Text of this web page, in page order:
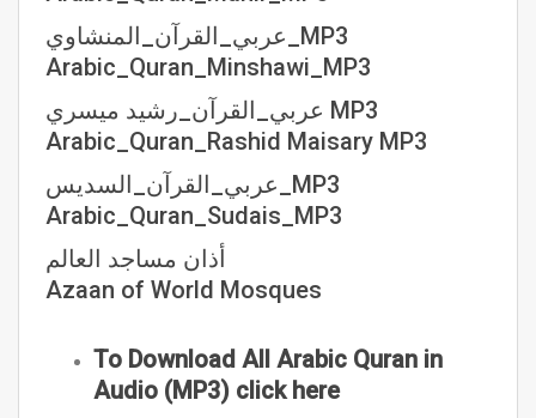
عربي_القرآن_المنشاوي_MP3
Arabic_Quran_Minshawi_MP3
عربي_القرآن_رشيد ميسري MP3
Arabic_Quran_Rashid Maisary MP3
عربي_القرآن_السديس_MP3
Arabic_Quran_Sudais_MP3
أذان مساجد العالم
Azaan of World Mosques
To Download All Arabic Quran in
Audio (MP3) click here